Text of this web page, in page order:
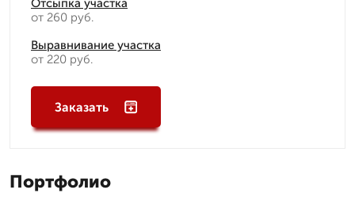
Отсыпка участка
от 260 руб.
Выравнивание участка
от 220 руб.
Заказать
Портфолио